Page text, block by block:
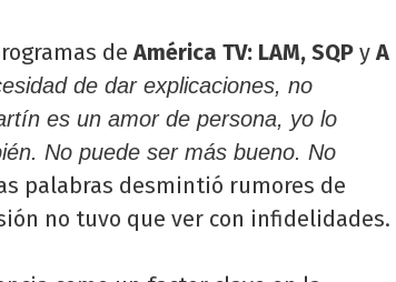
de América TV: LAM, SQP yA
de dar explicaciones, no
es un amor de persona, yo lo
No puede ser más bueno. No
palabras desmintió rumores de
no tuvo que ver con infidelidades.